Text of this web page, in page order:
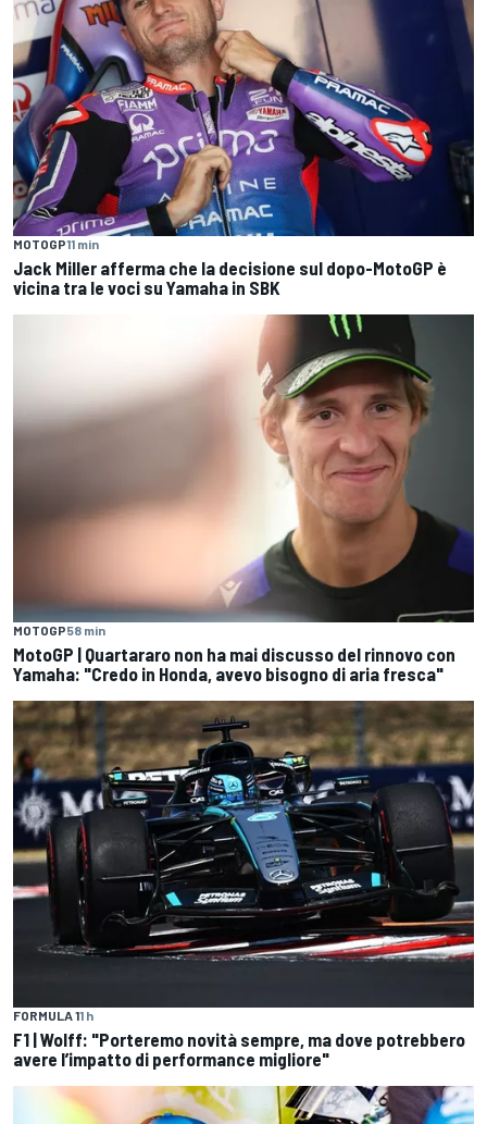
MOTOGP11 min
Jack Miller afferma che la decisione sul dopo-MotoGP è
vicina tra le voci su Yamaha in SBK
MOTOGP58 min
MotoGP | Quartararo non ha mai discusso del rinnovo con
Yamaha: "Credo in Honda, avevo bisogno di aria fresca"
FORMULA 11 h
F1 | Wolff: "Porteremo novità sempre, ma dove potrebbero
avere l’impatto di performance migliore"